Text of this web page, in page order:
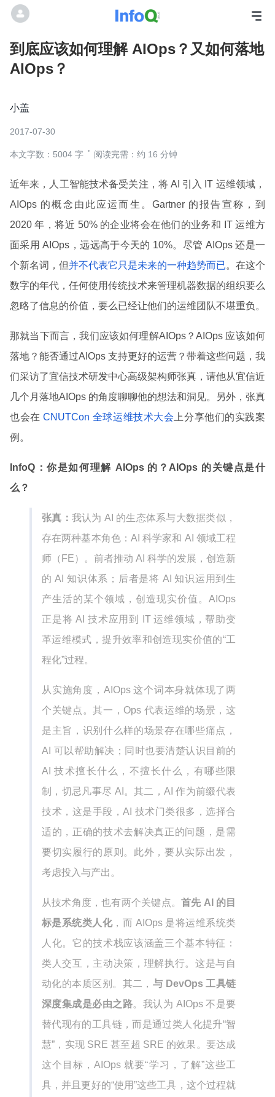
到底应该如何理解 AIOps？又如何落地
AIOps？
小盖
2017-07-30
本文字数：5004 字 阅读完需：约 16 分钟
近年来，人工智能技术备受关注，将 AI 引入 IT 运维领域，
AIOps 的概念由此应运而生。Gartner 的报告宣称，到
2020 年，将近 50% 的企业将会在他们的业务和 IT 运维方
面采用 AIOps，远远高于今天的 10%。尽管 AIOps 还是一
个新名词，但并不代表它只是未来的一种趋势而已。在这个
数字的年代，任何使用传统技术来管理机器数据的组织要么
忽略了信息的价值，要么已经让他们的运维团队不堪重负。
那就当下而言，我们应该如何理解AIOps？AIOps 应该如何
落地？能否通过AIOps 支持更好的运营？带着这些问题，我
们采访了宜信技术研发中心高级架构师张真，请他从宜信近
几个月落地AIOps 的角度聊聊他的想法和洞见。另外，张真
也会在 CNUTCon 全球运维技术大会 上分享他们的实践案
例。
InfoQ：你是如何理解 AIOps 的？AIOps 的关键点是什
么？
张真： 我认为 AI 的生态体系与大数据类似，
存在两种基本角色：AI 科学家和 AI 领域工程
师（FE）。前者推动 AI 科学的发展，创造新
的 AI 知识体系；后者是将 AI 知识运用到生
产生活的某个领域，创造现实价值。AIOps
正是将 AI 技术应用到 IT 运维领域，帮助变
革运维模式，提升效率和创造现实价值的“工
程化”过程。
从实施角度，AIOps 这个词本身就体现了两
个关键点。其一，Ops 代表运维的场景，这
是主旨，识别什么样的场景存在哪些痛点，
AI 可以帮助解决；同时也要清楚认识目前的
AI 技术擅长什么，不擅长什么，有哪些限
制，切忌凡事尽 AI。其二，AI 作为前缀代表
技术，这是手段，AI 技术门类很多，选择合
适的，正确的技术去解决真正的问题，是需
要切实履行的原则。此外，要从实际出发，
考虑投入与产出。
从技术角度，也有两个关键点。 首先 AI 的目
标是系统类人化，而 AIOps 是将运维系统类
人化。它的技术栈应该涵盖三个基本特征：
类人交互，主动决策，理解执行。这是与自
动化的本质区别。其二， 与 DevOps 工具链
深度集成是必由之路。我认为 AIOps 不是要
替代现有的工具链，而是通过类人化提升“智
慧”，实现 SRE 甚至超 SRE 的效果。要达成
这个目标，AIOps 就要“学习，了解”这些工
具，并且更好的“使用”这些工具，这个过程就